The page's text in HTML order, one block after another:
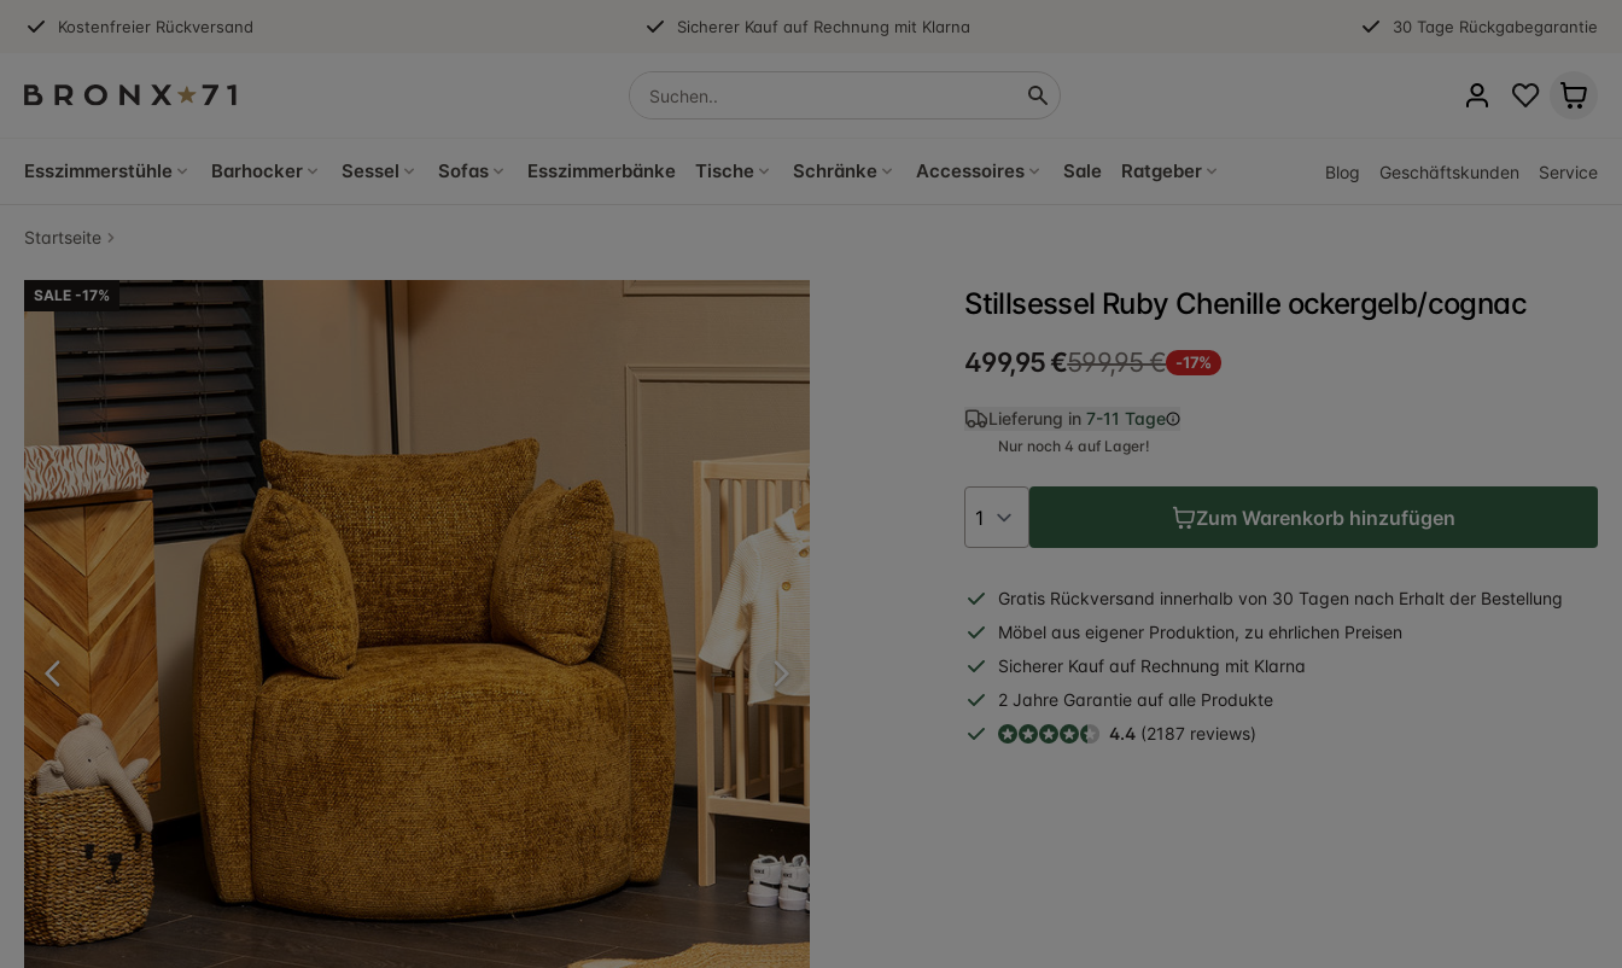
Kostenfreier Rückversand Sicherer Kauf auf Rechnung mit Klarna 30 Tage Rückgabegarantie
Esszimmerstühle Barhocker Sessel Sofas Esszimmerbänke Tische Schränke Accessoires Sale Ratgeber Blog Geschäftskunden Service
Startseite
SALE -17% Stillsessel Ruby Chenille ockergelb/cognac
499,95 €599,95 € -17%
Lieferung in 7-11 Tage
Nur noch 4 auf Lager!
Zum Warenkorb hinzufügen
Gratis Rückversand innerhalb von 30 Tagen nach Erhalt der Bestellung
Möbel aus eigener Produktion, zu ehrlichen Preisen
Sicherer Kauf auf Rechnung mit Klarna
2 Jahre Garantie auf alle Produkte
4.4 (2187 reviews)